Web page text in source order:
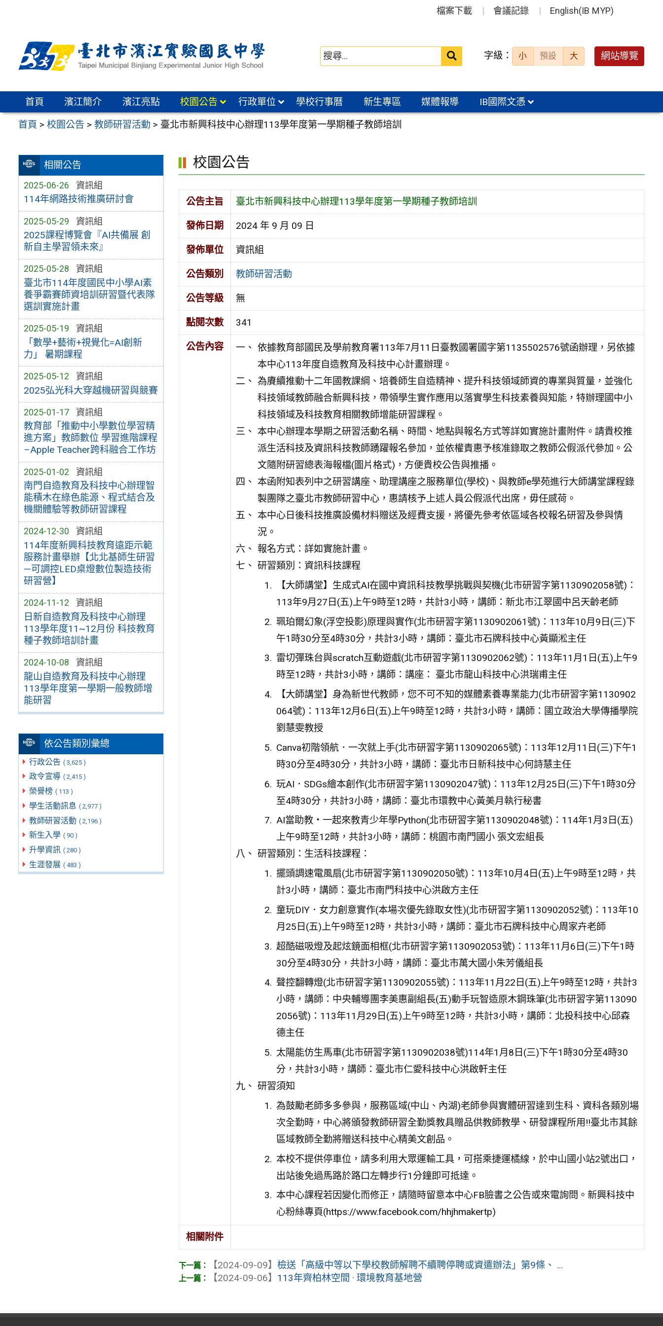
區
檔案下載 會議記錄 English(IB MYP)
送出 字級： 小 預設 大 網站導覽
首頁 濱江簡介 濱江亮點 校園公告 行政單位 學校行事曆 新生專區 媒體報導 IB國際文憑
首頁 >校園公告 >教師研習活動 > 臺北市新興科技中心辦理113學年度第一學期種子教師培訓
相關公告
2025-06-26 資訊組
114年網路技術推廣研討會
2025-05-29 資訊組
2025課程博覽會『AI共備展 創
新自主學習領未來』
2025-05-28 資訊組
臺北市114年度國民中小學AI素
養爭霸賽師資培訓研習暨代表隊
選訓實施計畫
2025-05-19 資訊組
「數學+藝術+視覺化=AI創新
力」 暑期課程
2025-05-12 資訊組
2025弘光科大穿越機研習與競賽
2025-01-17 資訊組
教育部「推動中小學數位學習精
進方案」教師數位 學習進階課程
–Apple Teacher跨科融合工作坊
2025-01-02 資訊組
南門自造教育及科技中心辦理智
能積木在綠色能源、程式結合及
機關體驗等教師研習課程
2024-12-30 資訊組
114年度新興科技教育遠距示範
服務計畫舉辦【北北基師生研習
—可調控LED桌燈數位製造技術
研習營】
2024-11-12 資訊組
日新自造教育及科技中心辦理
113學年度11~12月份 科技教育
種子教師培訓計畫
2024-10-08 資訊組
龍山自造教育及科技中心辦理
113學年度第一學期一般教師增
能研習
依公告類別彙總
行政公告 ( 3,625 )
政令宣導 ( 2,415 )
榮譽榜 ( 113 )
學生活動訊息 ( 2,977 )
教師研習活動 ( 2,196 )
新生入學 ( 90 )
升學資訊 ( 280 )
生涯發展 ( 483 )
校園公告
公告主旨 臺北市新興科技中心辦理113學年度第一學期種子教師培訓
發佈日期 2024 年 9 月 09 日
發佈單位 資訊組
公告類別 教師研習活動
公告等級 無
點閱次數 341
公告內容
依據教育部國民及學前教育署113年7月11日臺教國署國字第1135502576號函辦理，另依據
本中心113年度自造教育及科技中心計畫辦理。
為賡續推動十二年國教課綱、培養師生自造精神、提升科技領域師資的專業與質量，並強化
科技領域教師融合新興科技，帶領學生實作應用以落實學生科技素養與知能，特辦理國中小
科技領域及科技教育相關教師增能研習課程。
本中心辦理本學期之研習活動名稱、時間、地點與報名方式等詳如實施計畫附件。請貴校推
派生活科技及資訊科技教師踴躍報名參加，並依權責惠予核准錄取之教師公假派代參加。公
文隨附研習總表海報檔(圖片格式)，方便貴校公告與推播。
本函附知表列中之研習講座、助理講座之服務單位(學校)、與教師e學苑進行大師講堂課程錄
製團隊之臺北市教師研習中心，惠請核予上述人員公假派代出席，毋任感荷。
本中心日後科技推廣設備材料贈送及經費支援，將優先參考依區域各校報名研習及參與情
況。
報名方式：詳如實施計畫。
研習類別：資訊科技課程
【大師講堂】生成式AI在國中資訊科技教學挑戰與契機(北市研習字第1130902058號)：
113年9月27日(五)上午9時至12時，共計3小時，講師：新北市江翠國中呂天齡老師
珮珀爾幻象(浮空投影)原理與實作(北市研習字第1130902061號)：113年10月9日(三)下
午1時30分至4時30分，共計3小時，講師：臺北市石牌科技中心黃顯淞主任
雷切彈珠台與scratch互動遊戲(北市研習字第1130902062號)：113年11月1日(五)上午9
時至12時，共計3小時，講師：講座： 臺北市龍山科技中心洪瑞甫主任
【大師講堂】身為新世代教師，您不可不知的媒體素養專業能力(北市研習字第1130902
064號)：113年12月6日(五)上午9時至12時，共計3小時，講師：國立政治大學傳播學院
劉慧雯教授
Canva初階領航．一次就上手(北市研習字第1130902065號)：113年12月11日(三)下午1
時30分至4時30分，共計3小時，講師：臺北市日新科技中心何詩慧主任
玩AI．SDGs繪本創作(北市研習字第1130902047號)：113年12月25日(三)下午1時30分
至4時30分，共計3小時，講師：臺北市環教中心黃美月執行秘書
AI當助教・一起來教青少年學Python(北市研習字第1130902048號)：114年1月3日(五)
上午9時至12時，共計3小時，講師：桃園市南門國小 張文宏組長
研習類別：生活科技課程：
擺頭調速電風扇(北市研習字第1130902050號)：113年10月4日(五)上午9時至12時，共
計3小時，講師：臺北市南門科技中心洪啟方主任
童玩DIY．女力創意實作(本場次優先錄取女性)(北市研習字第1130902052號)：113年10
月25日(五)上午9時至12時，共計3小時，講師：臺北市石牌科技中心周家卉老師
超酷磁吸燈及起炫鏡面相框(北市研習字第1130902053號)：113年11月6日(三)下午1時
30分至4時30分，共計3小時，講師：臺北市萬大國小朱芳儀組長
聲控翻轉燈(北市研習字第1130902055號)：113年11月22日(五)上午9時至12時，共計3
小時，講師：中央輔導團李美惠副組長(五)動手玩智造原木鋼珠筆(北市研習字第113090
2056號)：113年11月29日(五)上午9時至12時，共計3小時，講師：北投科技中心邱森
德主任
太陽能仿生馬車(北市研習字第1130902038號)114年1月8日(三)下午1時30分至4時30
分，共計3小時，講師：臺北市仁愛科技中心洪啟軒主任
研習須知
為鼓勵老師多多參與，服務區域(中山、內湖)老師參與實體研習達到生科、資科各類別場
次全勤時，中心將頒發教師研習全勤獎教具贈品供教師教學、研發課程所用!!臺北市其餘
區域教師全勤將贈送科技中心精美文創品。
本校不提供停車位，請多利用大眾運輸工具，可搭乘捷運橘線，於中山國小站2號出口，
出站後免過馬路於路口左轉步行1分鐘即可抵達。
本中心課程若因變化而修正，請隨時留意本中心FB臉書之公告或來電詢問。新興科技中
心粉絲專頁(https://www.facebook.com/hhjhmakertp)
相關附件
【2024-09-09】檢送「高級中等以下學校教師解聘不續聘停聘或資遣辦法」第9條、 ...
【2024-09-06】 113年齊柏林空間 · 環境教育基地營